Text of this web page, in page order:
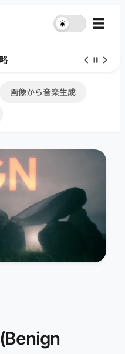
☀︎ ☰
画像から音楽生成